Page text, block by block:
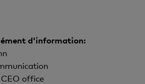
d'information:
CEO office